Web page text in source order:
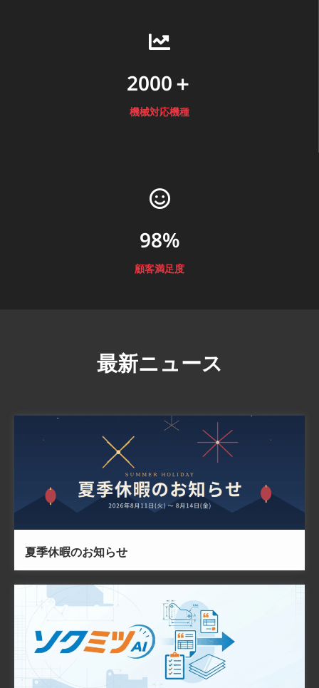
2000＋
機械対応機種
98%
顧客満足度
最新ニュース
夏季休暇のお知らせ